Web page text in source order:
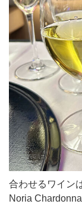
合わせるワイン
Noria